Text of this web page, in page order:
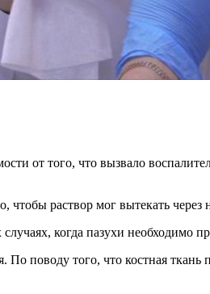
от того, что вызвало
раствор мог вытекать
когда пазухи необходимо
поводу того, что костная ткань